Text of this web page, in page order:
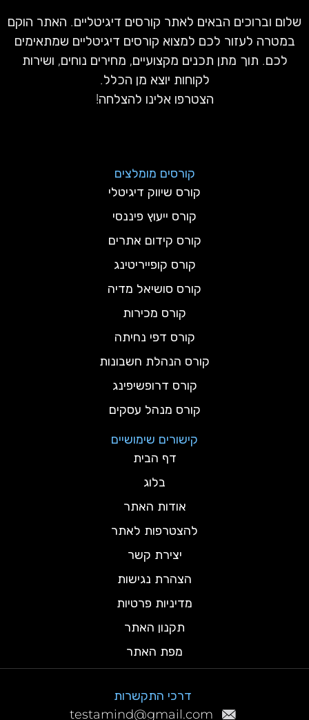
שלום וברוכים הבאים לאתר קורסים דיגיטליים. האתר הוקם
במטרה לעזור לכם למצוא קורסים דיגיטליים שמתאימים
לכם. תוך מתן תכנים מקצועיים, מחירים נוחים, ושירות
לקוחות יוצא מן הכלל.
הצטרפו אלינו להצלחה!
קורסים מומלצים
קורס שיווק דיגיטלי
קורס ייעוץ פיננסי
קורס קידום אתרים
קורס קופייריטינג
קורס סושיאל מדיה
קורס מכירות
קורס דפי נחיתה
קורס הנהלת חשבונות
קורס דרופשיפינג
קורס מנהל עסקים
קישורים שימושיים
דף הבית
בלוג
אודות האתר
להצטרפות לאתר
יצירת קשר
הצהרת נגישות
מדיניות פרטיות
תקנון האתר
מפת האתר
דרכי התקשרות
testamind@gmail.com